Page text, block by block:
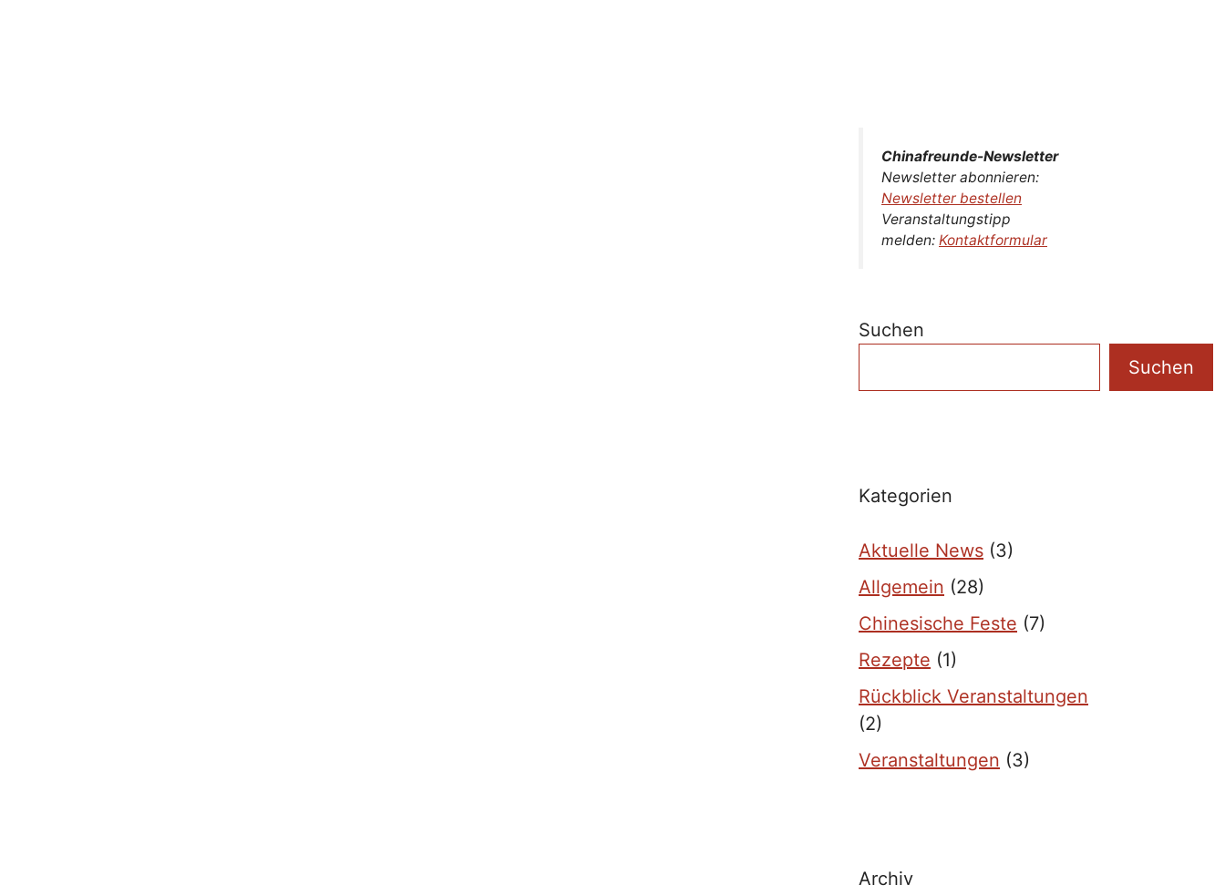
Chinafreunde-Newsletter
Newsletter abonnieren:
Newsletter bestellen
Veranstaltungstipp
melden: Kontaktformular
Suchen
Suchen
Kategorien
Aktuelle News (3)
Allgemein (28)
Chinesische Feste (7)
Rezepte (1)
Rückblick Veranstaltungen
(2)
Veranstaltungen (3)
Archiv